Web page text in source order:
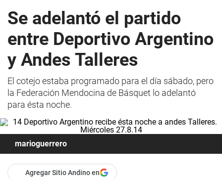
Se adelantó el partido
entre Deportivo Argentino
y Andes Talleres
El cotejo estaba programado para el día sábado, pero
la Federación Mendocina de Básquet lo adelantó
para ésta noche.
marioguerrero
Agregar Sitio Andino en